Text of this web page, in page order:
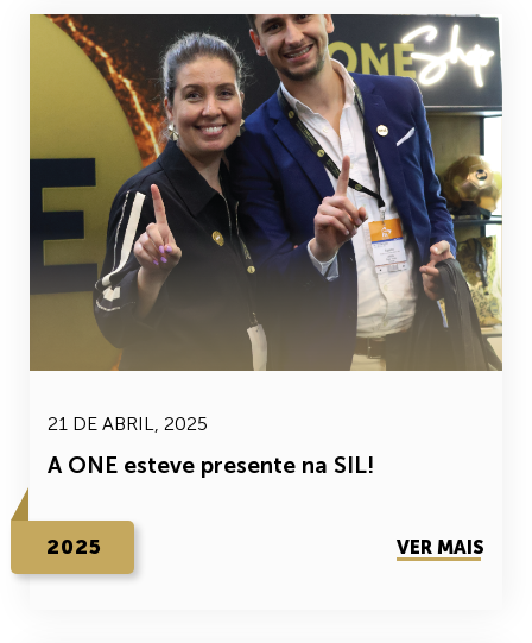
21 DE ABRIL, 2025
A ONE esteve presente na SIL!
2025 VER MAIS